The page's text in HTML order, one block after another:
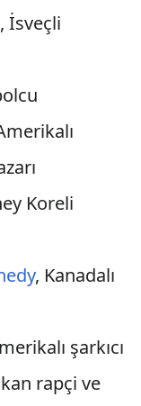
, İsveçli
Koreli
, Kanadalı
şarkıcı
rapçi ve